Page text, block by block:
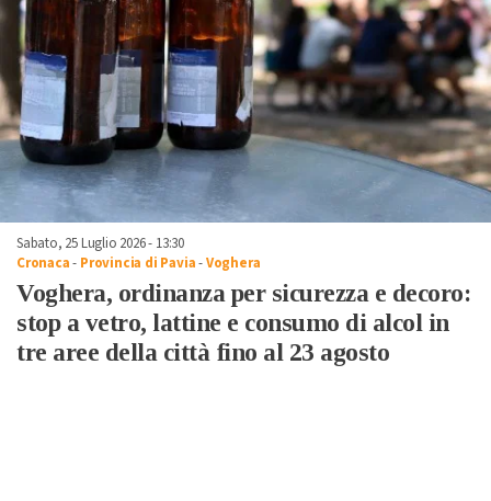
Sabato, 25 Luglio 2026 - 13:30
Cronaca- Provincia di Pavia-Voghera
Voghera, ordinanza per sicurezza e decoro:
stop a vetro, lattine e consumo di alcol in
tre aree della città fino al 23 agosto